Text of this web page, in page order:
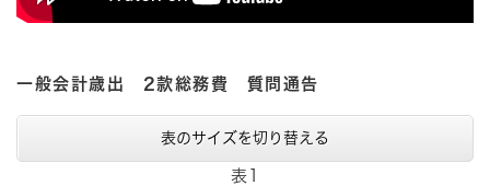
一般会計歳出 2款総務費 質問通告
表のサイズを切り替える
表1